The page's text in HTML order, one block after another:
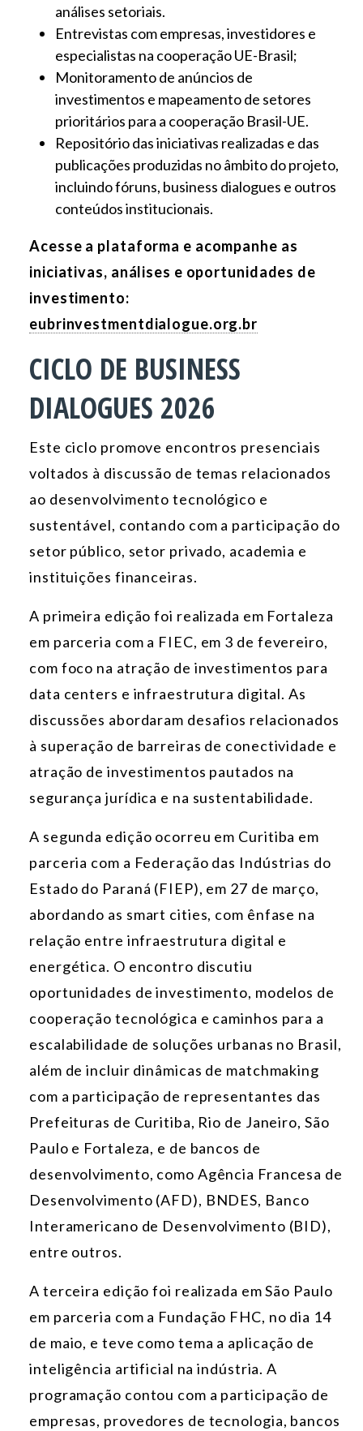
análises setoriais.
Entrevistas com empresas, investidores e
especialistas na cooperação UE-Brasil;
Monitoramento de anúncios de
investimentos e mapeamento de setores
prioritários para a cooperação Brasil-UE.
Repositório das iniciativas realizadas e das
publicações produzidas no âmbito do projeto,
incluindo fóruns, business dialogues e outros
conteúdos institucionais.
Acesse a plataforma e acompanhe as
iniciativas, análises e oportunidades de
investimento:
eubrinvestmentdialogue.org.br
CICLO DE BUSINESS
DIALOGUES 2026
Este ciclo promove encontros presenciais
voltados à discussão de temas relacionados
ao desenvolvimento tecnológico e
sustentável, contando com a participação do
setor público, setor privado, academia e
instituições financeiras.
A primeira edição foi realizada em Fortaleza
em parceria com a FIEC, em 3 de fevereiro,
com foco na atração de investimentos para
data centers e infraestrutura digital. As
discussões abordaram desafios relacionados
à superação de barreiras de conectividade e
atração de investimentos pautados na
segurança jurídica e na sustentabilidade.
A segunda edição ocorreu em Curitiba em
parceria com a Federação das Indústrias do
Estado do Paraná (FIEP), em 27 de março,
abordando as smart cities, com ênfase na
relação entre infraestrutura digital e
energética. O encontro discutiu
oportunidades de investimento, modelos de
cooperação tecnológica e caminhos para a
escalabilidade de soluções urbanas no Brasil,
além de incluir dinâmicas de matchmaking
com a participação de representantes das
Prefeituras de Curitiba, Rio de Janeiro, São
Paulo e Fortaleza, e de bancos de
desenvolvimento, como Agência Francesa de
Desenvolvimento (AFD), BNDES, Banco
Interamericano de Desenvolvimento (BID),
entre outros.
A terceira edição foi realizada em São Paulo
em parceria com a Fundação FHC, no dia 14
de maio, e teve como tema a aplicação de
inteligência artificial na indústria. A
programação contou com a participação de
empresas, provedores de tecnologia, bancos